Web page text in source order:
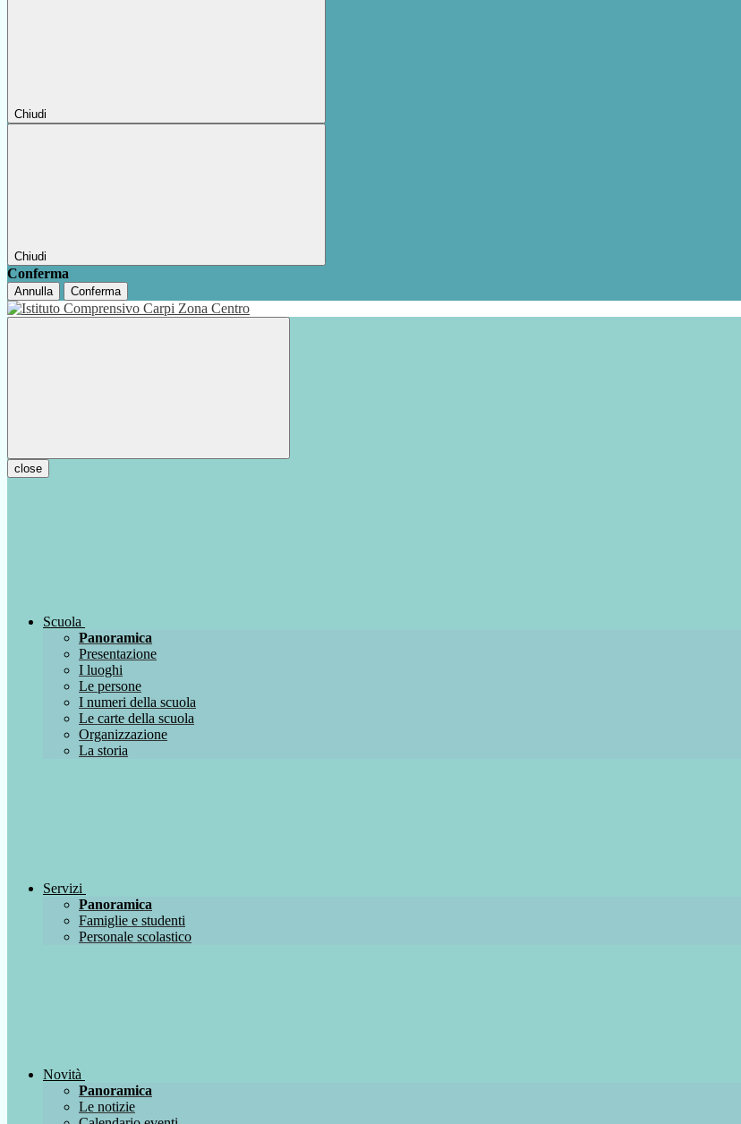
Chiudi
Chiudi
Conferma
Annulla Conferma
close
Scuola
Panoramica
Presentazione
I luoghi
Le persone
I numeri della scuola
Le carte della scuola
Organizzazione
La storia
Servizi
Panoramica
Famiglie e studenti
Personale scolastico
Novità
Panoramica
Le notizie